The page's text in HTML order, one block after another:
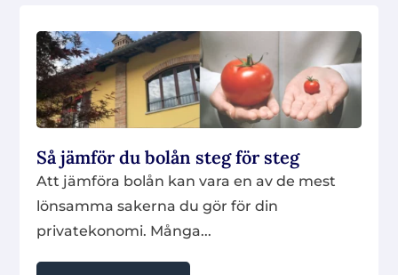
Så jämför du bolån steg för steg
Att jämföra bolån kan vara en av de mest
lönsamma sakerna du gör för din
privatekonomi. Många...